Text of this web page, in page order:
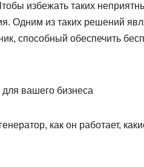
избежать таких
Одним из таких решений
способный обеспечить
как он работает,